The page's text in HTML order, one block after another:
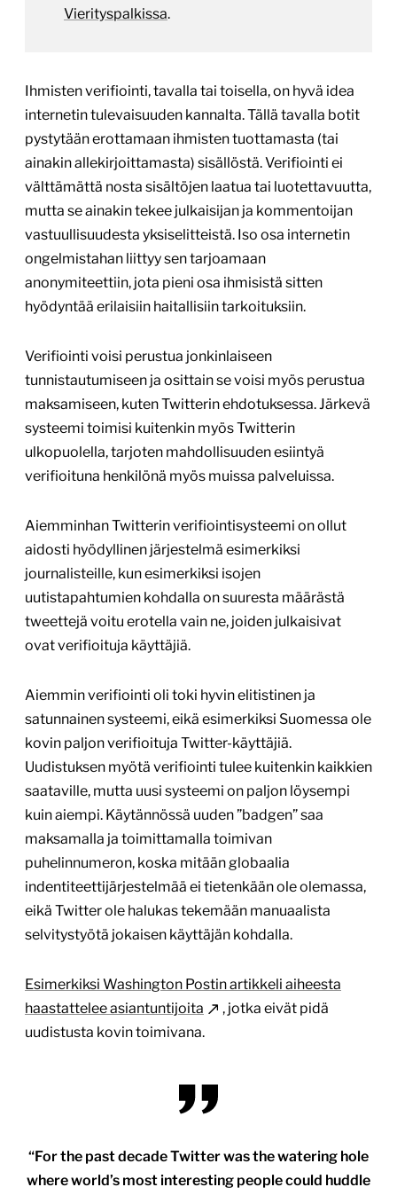
Vierityspalkissa.
Ihmisten verifiointi, tavalla tai toisella, on hyvä idea
internetin tulevaisuuden kannalta. Tällä tavalla botit
pystytään erottamaan ihmisten tuottamasta (tai
ainakin allekirjoittamasta) sisällöstä. Verifiointi ei
välttämättä nosta sisältöjen laatua tai luotettavuutta,
mutta se ainakin tekee julkaisijan ja kommentoijan
vastuullisuudesta yksiselitteistä. Iso osa internetin
ongelmistahan liittyy sen tarjoamaan
anonymiteettiin, jota pieni osa ihmisistä sitten
hyödyntää erilaisiin haitallisiin tarkoituksiin.
Verifiointi voisi perustua jonkinlaiseen
tunnistautumiseen ja osittain se voisi myös perustua
maksamiseen, kuten Twitterin ehdotuksessa. Järkevä
systeemi toimisi kuitenkin myös Twitterin
ulkopuolella, tarjoten mahdollisuuden esiintyä
verifioituna henkilönä myös muissa palveluissa.
Aiemminhan Twitterin verifiointisysteemi on ollut
aidosti hyödyllinen järjestelmä esimerkiksi
journalisteille, kun esimerkiksi isojen
uutistapahtumien kohdalla on suuresta määrästä
tweettejä voitu erotella vain ne, joiden julkaisivat
ovat verifioituja käyttäjiä.
Aiemmin verifiointi oli toki hyvin elitistinen ja
satunnainen systeemi, eikä esimerkiksi Suomessa ole
kovin paljon verifioituja Twitter-käyttäjiä.
Uudistuksen myötä verifiointi tulee kuitenkin kaikkien
saataville, mutta uusi systeemi on paljon löysempi
kuin aiempi. Käytännössä uuden ”badgen” saa
maksamalla ja toimittamalla toimivan
puhelinnumeron, koska mitään globaalia
indentiteettijärjestelmää ei tietenkään ole olemassa,
eikä Twitter ole halukas tekemään manuaalista
selvitystyötä jokaisen käyttäjän kohdalla.
Esimerkiksi Washington Postin artikkeli aiheesta
haastattelee asiantuntijoita
, jotka eivät pidä
uudistusta kovin toimivana.
“For the past decade Twitter was the watering hole
where world’s most interesting people could huddle